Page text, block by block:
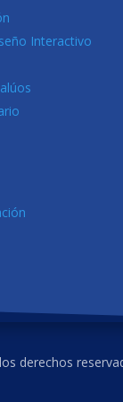
Interactivo
derechos